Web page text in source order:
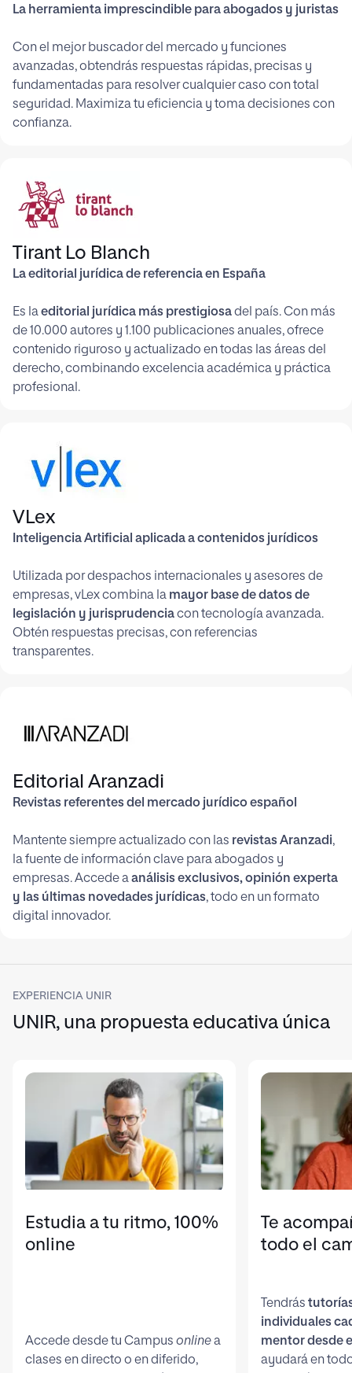
La herramienta imprescindible para abogados y juristas
Con el mejor buscador del mercado y funciones
avanzadas, obtendrás respuestas rápidas, precisas y
fundamentadas para resolver cualquier caso con total
seguridad. Maximiza tu eficiencia y toma decisiones con
confianza.
Tirant Lo Blanch
La editorial jurídica de referencia en España
Es laeditorial jurídica más prestigiosadel país. Con más
de 10.000 autores y 1.100 publicaciones anuales, ofrece
contenido riguroso y actualizado en todas las áreas del
derecho, combinando excelencia académica y práctica
profesional.
VLex
Inteligencia Artificial aplicada a contenidos jurídicos
Utilizada por despachos internacionales y asesores de
empresas, vLex combina la mayor base de datos de
legislación y jurisprudenciacon tecnología avanzada.
Obtén respuestas precisas, con referencias
transparentes.
Editorial Aranzadi
Revistas referentes del mercado jurídico español
Mantente siempre actualizado con las revistas Aranzadi,
la fuente de información clave para abogados y
empresas. Accede aanálisis exclusivos, opinión experta
y las últimas novedades jurídicas, todo en un formato
digital innovador.
EXPERIENCIA UNIR
UNIR, una propuesta educativa única
Estudia a tu ritmo, 100%
online
Accede desde tu Campus onlinea
clases en directo o en diferido,
Te
todo el
Tendrás
individuales
mentor desde
ayudará en